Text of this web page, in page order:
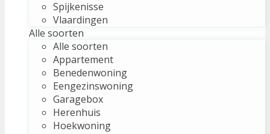
Spijkenisse
Vlaardingen
Alle soorten
Alle soorten
Appartement
Benedenwoning
Eengezinswoning
Garagebox
Herenhuis
Hoekwoning